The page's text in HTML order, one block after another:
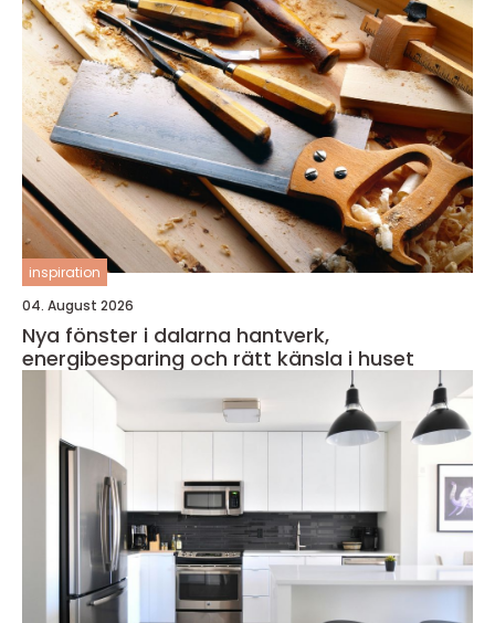
inspiration
04. August 2026
Nya fönster i dalarna hantverk,
energibesparing och rätt känsla i huset